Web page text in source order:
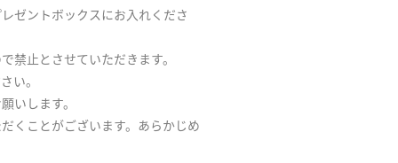
ゼントボックスにお入れくださ
禁止とさせていただきます。
い。
いします。
くことがございます。あらかじめ